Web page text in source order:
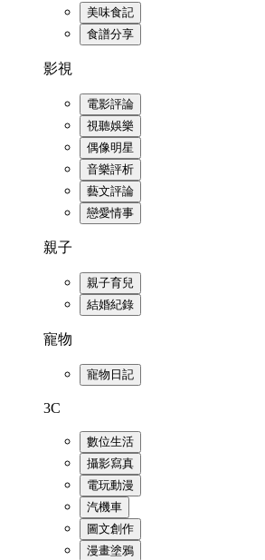
美味食記
食譜分享
影視
電影評論
視聽娛樂
偶像明星
音樂評析
藝文評論
戀愛情事
親子
親子育兒
結婚紀錄
寵物
寵物日記
3C
數位生活
攝影寫真
電玩動漫
汽機車
圖文創作
漫畫塗鴉